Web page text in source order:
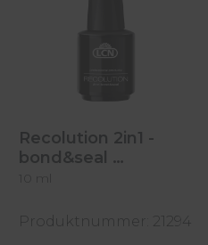
Recolution 2in1 -
bond&seal
Produktnummer: 21294